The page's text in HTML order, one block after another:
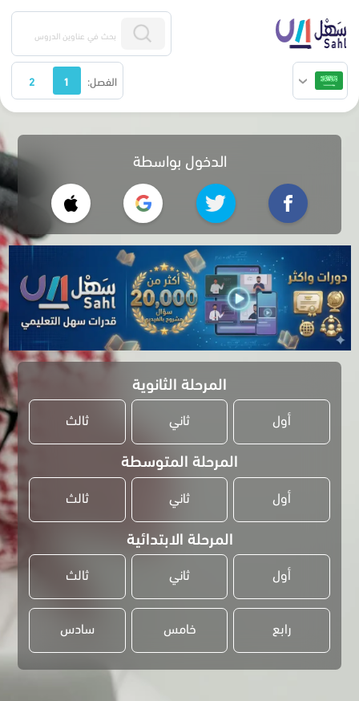
الفصل: 1
2
الدخول بواسطة
المرحلة الثانوية
أول ثاني ثالث
المرحلة المتوسطة
أول ثاني ثالث
المرحلة الابتدائية
أول ثاني ثالث
رابع خامس سادس